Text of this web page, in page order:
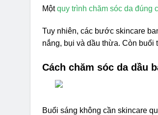
Mộtquy trình chăm sóc da đúng
Tuy nhiên, các bước skincare
nắng, bụi và dầu thừa. Còn buổi
Cách chăm sóc da dầu
Buổi sáng không cần skincare